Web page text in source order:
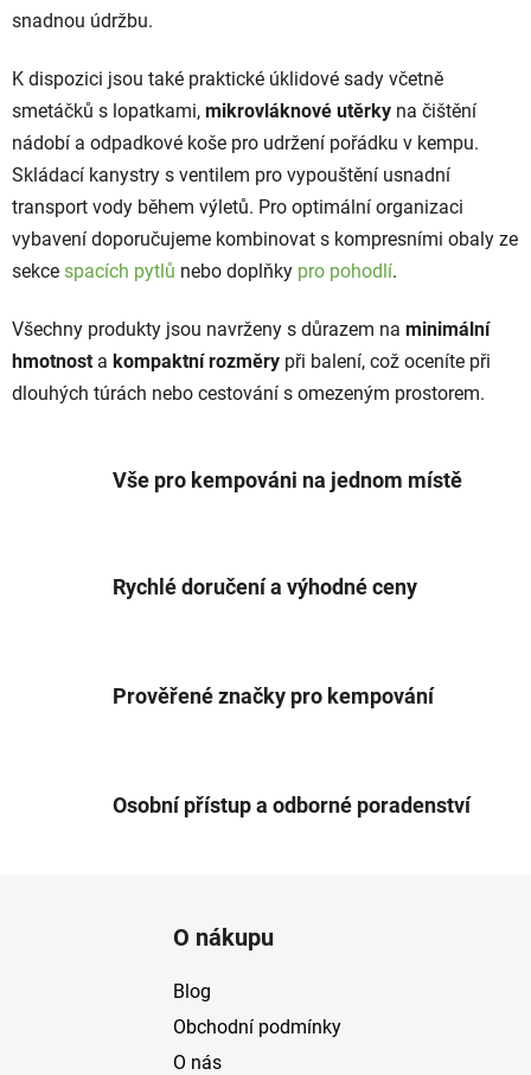
k
y
v
ý
p
i
s
u
snadnou údržbu.
K dispozici jsou také praktické úklidové sady včetně
smetáčků s lopatkami, mikrovláknové utěrky na čištění
nádobí a odpadkové koše pro udržení pořádku v kempu.
Skládací kanystry s ventilem pro vypouštění usnadní
transport vody během výletů. Pro optimální organizaci
vybavení doporučujeme kombinovat s kompresními obaly ze
sekce spacích pytlů nebo doplňky pro pohodlí.
Všechny produkty jsou navrženy s důrazem na minimální
hmotnost a kompaktní rozměry při balení, což oceníte při
dlouhých túrách nebo cestování s omezeným prostorem.
Vše pro kempováni na jednom místě
Rychlé doručení a výhodné ceny
Prověřené značky pro kempování
Osobní přístup a odborné poradenství
O nákupu
Blog
Obchodní podmínky
O nás